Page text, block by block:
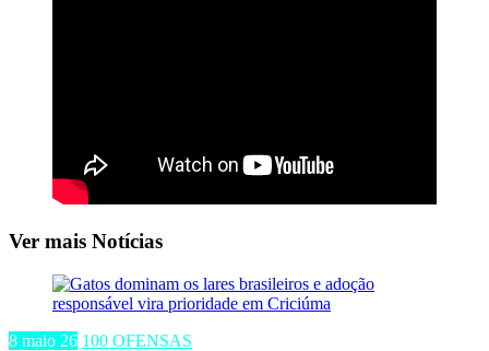
Ver mais Notícias
8 maio 26 100 OFENSAS